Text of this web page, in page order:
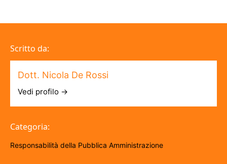
Scritto da:
Dott. Nicola De Rossi
Vedi profilo →
Categoria:
Responsabilità della Pubblica Amministrazione